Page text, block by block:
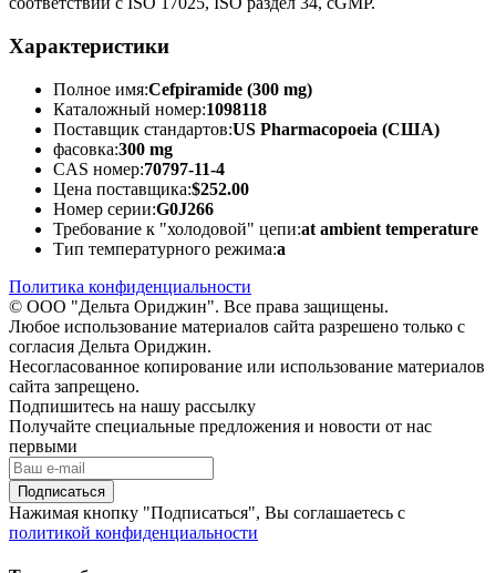
Характеристики
Полное имя:Cefpiramide (300 mg)
Каталожный номер:1098118
Поставщик стандартов:US Pharmacopoeia (США)
фасовка:300 mg
CAS номер:70797-11-4
Цена поставщика:$252.00
Номер серии:G0J266
Требование к "холодовой" цепи:at ambient temperature
Тип температурного режима:a
Политика конфиденциальности
© ООО "Дельта Ориджин". Все права защищены.
Любое использование материалов сайта разрешено только с
согласия Дельта Ориджин.
Несогласованное копирование или использование материалов
сайта запрещено.
Подпишитесь на нашу рассылку
Получайте специальные предложения и новости от нас
первыми
Подписаться
Нажимая кнопку "Подписаться", Вы соглашаетесь с
политикой конфиденциальности